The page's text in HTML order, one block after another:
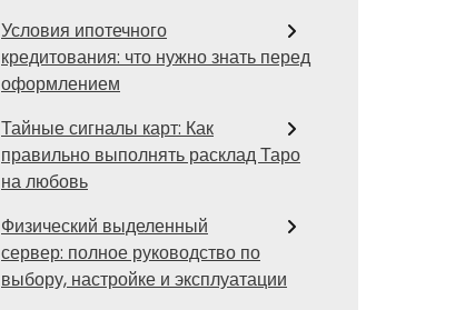
Условия ипотечного
кредитования: что нужно знать перед
оформлением
Тайные сигналы карт: Как
правильно выполнять расклад Таро
на любовь
Физический выделенный
сервер: полное руководство по
выбору, настройке и эксплуатации